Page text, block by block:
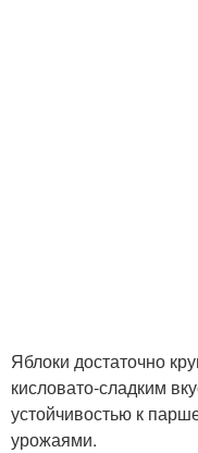
Яблоки достаточно
кисловато-сладким
устойчивостью к
урожаями.